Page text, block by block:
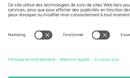
Ticombo France
Mimi Balkanska 132, 1540, Sofia,
Bulgaria
L'entité juridique du fournisseur de la
détails, consultez la page spécifique